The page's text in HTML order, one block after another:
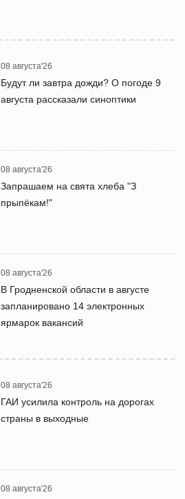
08 августа'26
Будут ли завтра дожди? О погоде 9
августа рассказали синоптики
08 августа'26
Запрашаем на свята хлеба "З
прыпёкам!"
08 августа'26
В Гродненской области в августе
запланировано 14 электронных
ярмарок вакансий
08 августа'26
ГАИ усилила контроль на дорогах
страны в выходные
08 августа'26